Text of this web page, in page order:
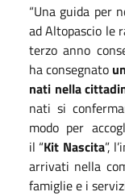
“Una guida per
ad Altopascio le
terzo anno
ha consegnato
nati nella
nati si
modo per
il “Kit Nascita”,
arrivati nella
famiglie e i